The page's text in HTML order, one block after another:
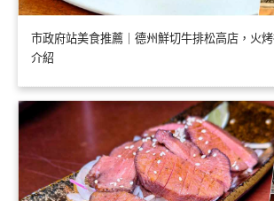
市政府站美食推薦｜德州鮮切牛排松高店，火
介紹